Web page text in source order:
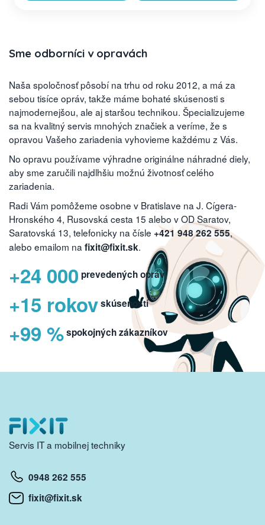
Sme odborníci v opravách
Naša spoločnosť pôsobí na trhu od roku 2012, a má za
sebou tisíce opráv, takže máme bohaté skúsenosti s
najmodernejšou, ale aj staršou technikou. Špecializujeme
sa na kvalitný servis mnohých značiek a veríme, že s
opravou Vašeho zariadenia vyhovieme každému z Vás.
No opravu používame výhradne originálne náhradné diely,
aby sme zaručili najdlhšiu možnú životnosť celého
zariadenia.
Radi Vám pomôžeme osobne v Bratislave na J. Cígera-
Hronského 4, Rusovská cesta 15 alebo v OD Saratov,
Saratovská 13, telefonicky na čísle +421 948 262 555,
alebo emailom na fixit@fixit.sk.
+24 000 prevedených opráv
+15 rokovskúseností
+99 %spokojných zákazníkov
Servis IT a mobilnej techniky
0948 262 555
fixit@fixit.sk